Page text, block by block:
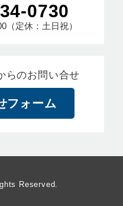
0730
（定休：土日祝）
らのお問い合せ
フォーム
Reserved.